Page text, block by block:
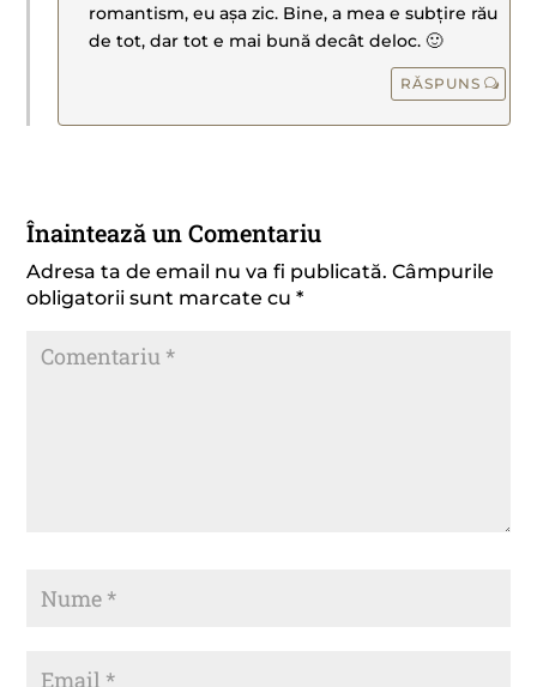
romantism, eu așa zic. Bine, a mea e subțire rău
de tot, dar tot e mai bună decât deloc. 🙂
RĂSPUNS
Înaintează un Comentariu
Adresa ta de email nu va fi publicată. Câmpurile
obligatorii sunt marcate cu*